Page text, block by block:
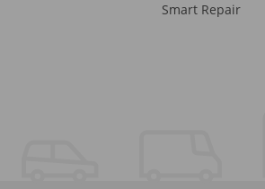
Smart Repair